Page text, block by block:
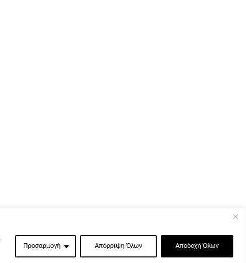
Προσαρμογή Απόρριψη Όλων Αποδοχή Όλων